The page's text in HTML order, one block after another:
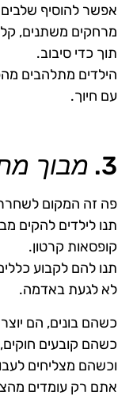
אפשר להוסיף
מרחקים משתנים,
תוך כדי סיבוב.
הילדים מתלהבים
עם חיוך.
3. מבוך
פה זה המקום
תנו לילדים להקים
קופסאות קרטון.
תנו להם לקבוע
לא לגעת באדמה.
כשהם בונים, הם
כשהם קובעים
וכשהם מצליחים
אתם רק עומדים